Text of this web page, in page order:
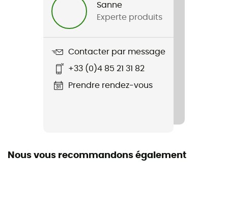
Nom du produit
Waxed Cotton Bucket
Sanne
Experte produits
Contacter par message
+33 (0)4 85 21 31 82
Prendre rendez-vous
Nous vous recommandons également